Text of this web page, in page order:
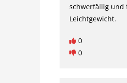
schwerfällig und
Leichtgewicht.
0
0